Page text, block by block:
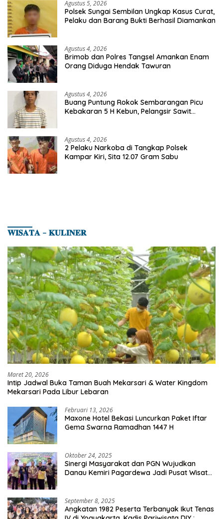
Agustus 5, 2026
Polsek Sungai Sembilan Ungkap Kasus Curat,
Pelaku dan Barang Bukti Berhasil Diamankan
Agustus 4, 2026
Brimob dan Polres Tangsel Amankan Enam
Orang Diduga Hendak Tawuran
Agustus 4, 2026
Buang Puntung Rokok Sembarangan Picu
Kebakaran 5 H Kebun, Pelangsir Sawit
Agustus 4, 2026
2 Pelaku Narkoba di Tangkap Polsek
Kampar Kiri, Sita 12.07 Gram Sabu
𝐖𝐈𝐒𝐀𝐓𝐀 – 𝐊𝐔𝐋𝐈𝐍𝐄𝐑
Maret 20, 2026
Intip Jadwal Buka Taman Buah Mekarsari & Water Kingdom
Mekarsari Pada Libur Lebaran
Februari 13, 2026
Maxone Hotel Bekasi Luncurkan Paket Iftar
Gema Swarna Ramadhan 1447 H
Oktober 24, 2025
Sinergi Masyarakat dan PGN Wujudkan
Danau Kemiri Pagardewa Jadi Pusat Wisata
September 8, 2025
Angkatan 1982 Peserta Terbanyak Ikut Tenas